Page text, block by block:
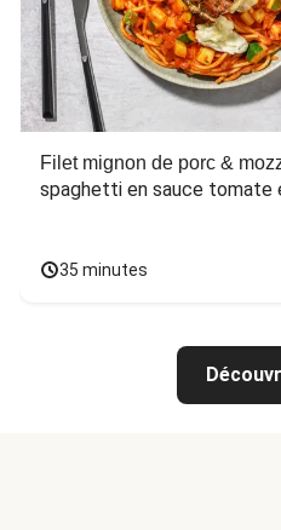
Filet mignon de porc &
spaghetti en sauce
35 minutes